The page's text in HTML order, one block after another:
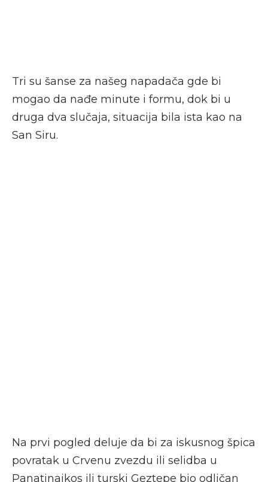
Tri su šanse za našeg napadača gde bi
mogao da nađe minute i formu, dok bi u
druga dva slučaja, situacija bila ista kao na
San Siru.
Na prvi pogled deluje da bi za iskusnog špica
povratak u Crvenu zvezdu ili selidba u
Panatinaikos ili turski Geztepe bio odličan